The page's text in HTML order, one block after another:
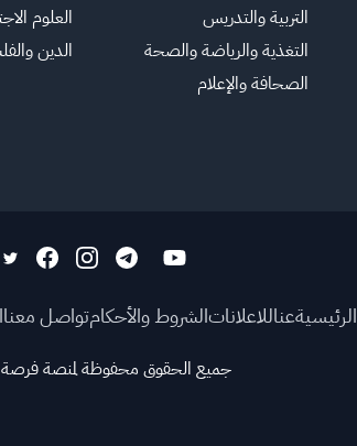
التربية والتدريس
التغذية والرياضة والصحة
الصحافة والإعلام
العلوم
الدين
الرئيسيةعناللاعلاناتالشروط والأحكامتواصل معنا
جميع الحقوق محفوظة لمنصة فرصة